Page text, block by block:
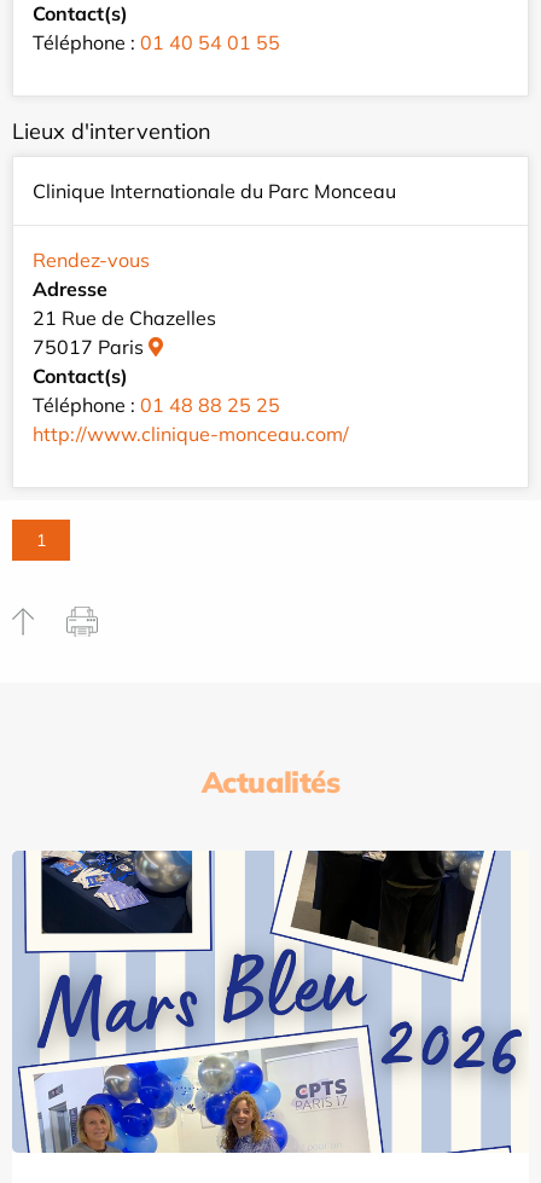
Contact(s)
Téléphone : 01 40 54 01 55
Lieux d'intervention
Clinique Internationale du Parc Monceau
Rendez-vous
Adresse
21 Rue de Chazelles
75017 Paris
Contact(s)
Téléphone : 01 48 88 25 25
http://www.clinique-monceau.com/
1
Actualités